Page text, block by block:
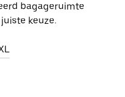
bagageruimte
keuze.